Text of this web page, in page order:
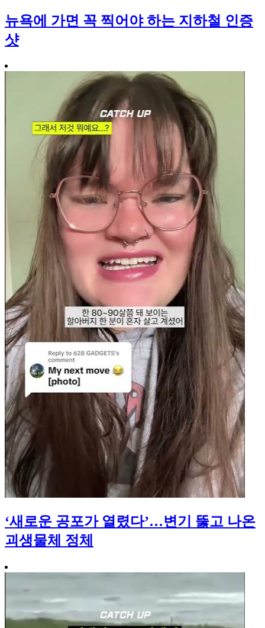
뉴욕에 가면 꼭 찍어야 하는 지하철 인증
샷
‘새로운 공포가 열렸다’…변기 뚫고 나온
괴생물체 정체